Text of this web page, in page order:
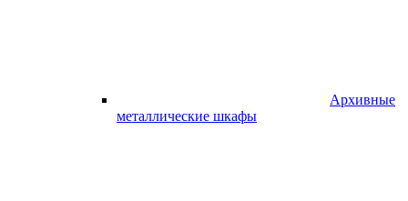
Архивные
металлические шкафы